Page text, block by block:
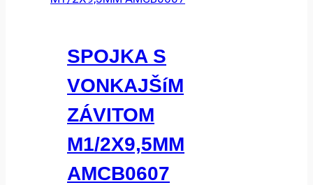
SPOJKA S
VONKAJŠíM
ZÁVITOM
M1/2X9,5MM
AMCB0607